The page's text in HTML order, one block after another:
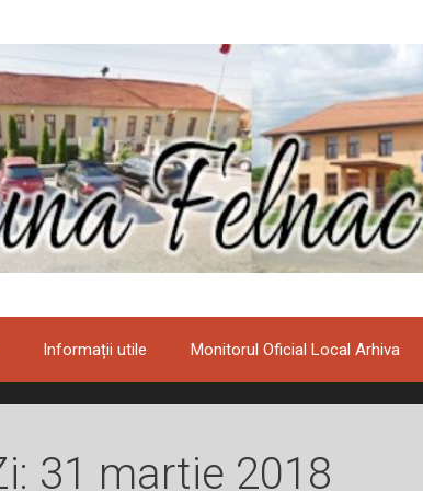
Informații utile Monitorul Oficial Local Arhiva
31 martie 2018